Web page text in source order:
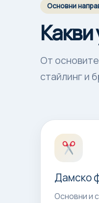
Основни
От
стайлинг и
Дамско
Основни и